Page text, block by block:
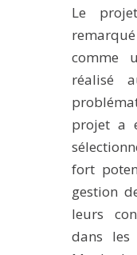
THESES
WORKING PAPERS
THEMATIC NOTES
FOR THE PUBLIC
Le
comme
réalisé
projet a
fort
gestion
leurs
dans